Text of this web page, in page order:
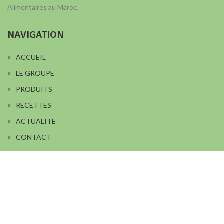
Alimentaires au Maroc.
NAVIGATION
ACCUEIL
LE GROUPE
PRODUITS
RECETTES
ACTUALITE
CONTACT